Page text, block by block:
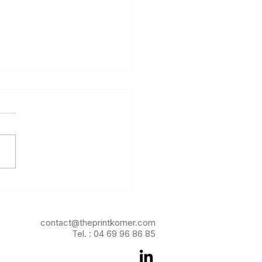
contact@theprintkorner.com
Tel. : 04 69 96 86 85​